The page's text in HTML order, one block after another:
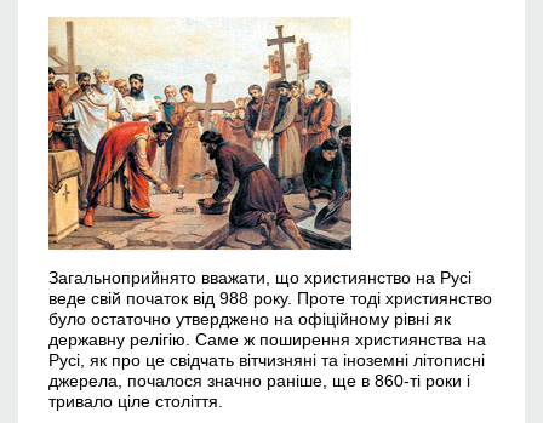
Загальноприйнято вважати, що християнство на Русі
веде свій початок від 988 року. Проте тоді християнство
було остаточно утверджено на офіційному рівні як
державну релігію. Саме ж поширення християнства на
Русі, як про це свідчать вітчизняні та іноземні літописні
джерела, почалося значно раніше, ще в 860-ті роки і
тривало ціле століття.